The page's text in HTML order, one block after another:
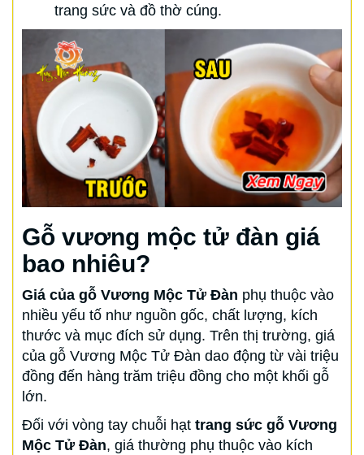
trang sức và đồ thờ cúng.
Gỗ vương mộc tử đàn giá
bao nhiêu?
Giá của gỗ Vương Mộc Tử Đàn phụ thuộc vào
nhiều yếu tố như nguồn gốc, chất lượng, kích
thước và mục đích sử dụng. Trên thị trường, giá
của gỗ Vương Mộc Tử Đàn dao động từ vài triệu
đồng đến hàng trăm triệu đồng cho một khối gỗ
lớn.
Đối với vòng tay chuỗi hạt trang sức gỗ Vương
Mộc Tử Đàn, giá thường phụ thuộc vào kích